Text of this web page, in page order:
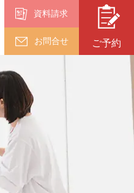
卒業
（18歳以上）
資料請求
お問合せ ご予約